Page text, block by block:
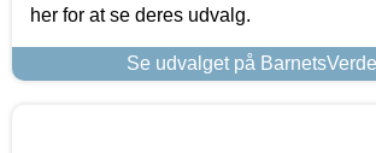
her for at se deres udvalg.
Se udvalget på